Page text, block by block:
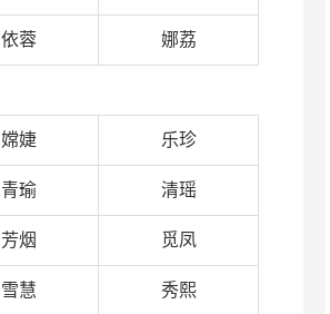
依蓉 娜荔
嫦婕 乐珍
青瑜 清瑶
芳烟 觅凤
雪慧 秀熙